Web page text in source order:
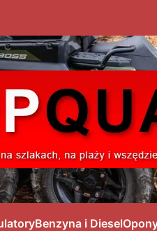
Benzyna i Diesel